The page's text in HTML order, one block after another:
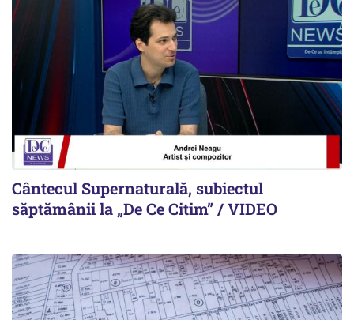
Cântecul Supernaturală, subiectul
săptămânii la „De Ce Citim” / VIDEO